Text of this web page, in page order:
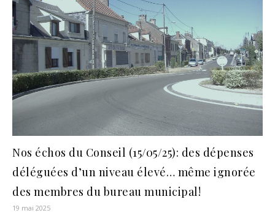
Nos échos du Conseil (15/05/25): des dépenses
déléguées d’un niveau élevé… même ignorée
des membres du bureau municipal!
19 mai 2025